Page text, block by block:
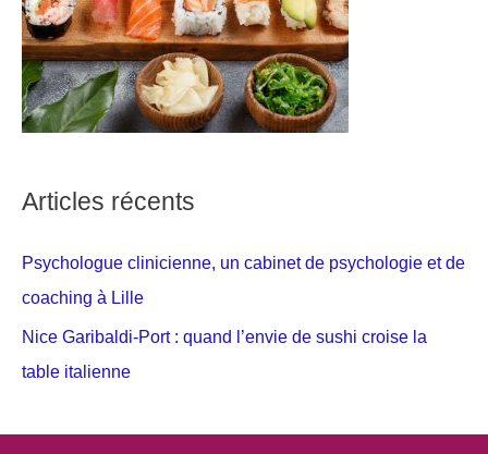
Articles récents
Psychologue clinicienne, un cabinet de psychologie et de
coaching à Lille
Nice Garibaldi-Port : quand l’envie de sushi croise la
table italienne